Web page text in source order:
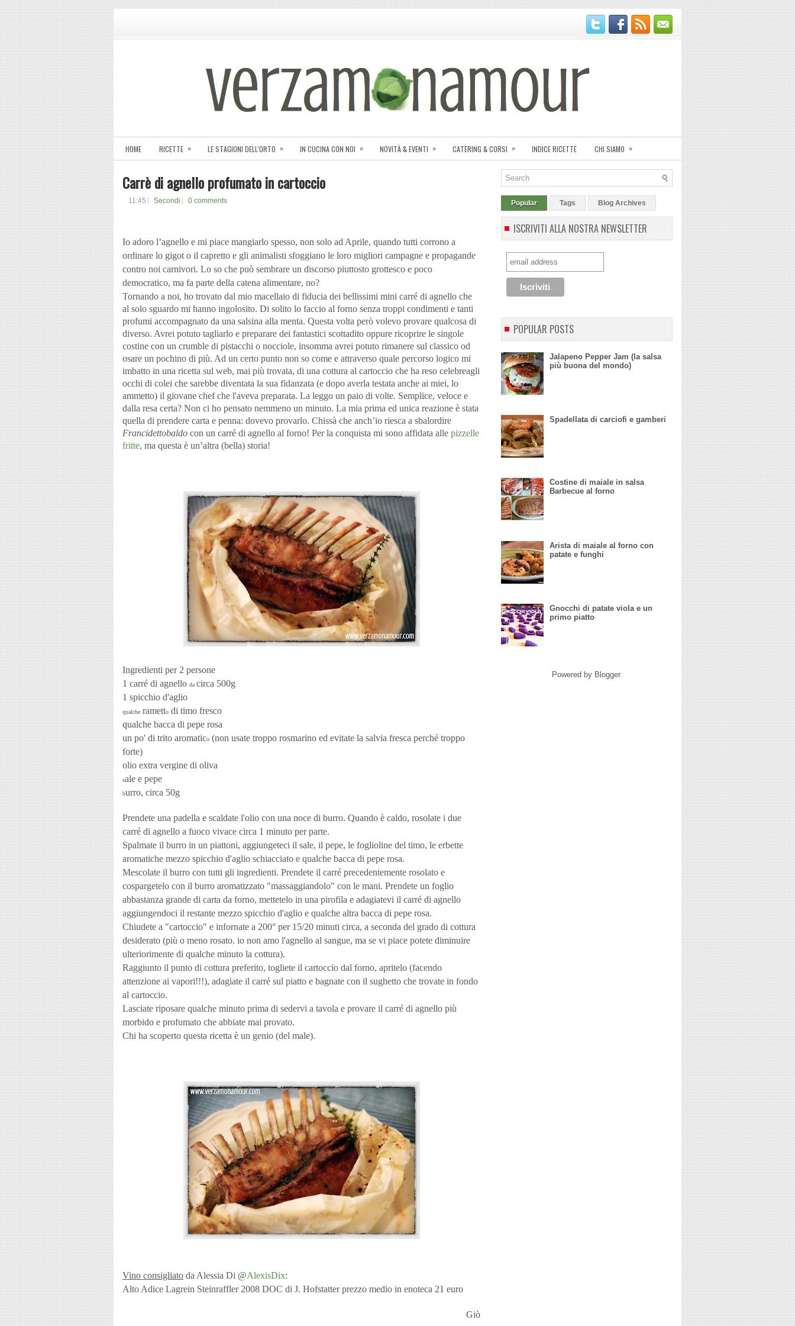
HOME RICETTE » LE STAGIONI DELL'ORTO » IN CUCINA CON NOI » NOVITÀ & EVENTI » CATERING & CORSI » INDICE RICETTE CHI SIAMO »
Carrè di agnello profumato in cartoccio
11:45 Secondi 0 comments
Io adoro l’agnello e mi piace mangiarlo spesso, non solo ad Aprile, quando tutti corrono a
ordinare lo gigot o il capretto e gli animalisti sfoggiano le loro migliori campagne e propagande
contro noi carnivori. Lo so che può sembrare un discorso piuttosto grottesco e poco
democratico, ma fa parte della catena alimentare, no?
Tornando a noi, ho trovato dal mio macellaio di fiducia dei bellissimi mini carré di agnello che
al solo sguardo mi hanno ingolosito. Di solito lo faccio al forno senza troppi condimenti e tanti
profumi accompagnato da una salsina alla menta. Questa volta però volevo provare qualcosa di
diverso. Avrei potuto tagliarlo e preparare dei fantastici scottadito oppure ricoprire le singole
costine con un crumble di pistacchi o nocciole, insomma avrei potuto rimanere sul classico od
osare un pochino di più. Ad un certo punto non so come e attraverso quale percorso logico mi
imbatto in una ricetta sul web, mai più trovata, di una cottura al cartoccio che ha reso celebreagli
occhi di colei che sarebbe diventata la sua fidanzata (e dopo averla testata anche ai miei, lo
ammetto) il giovane chef che l'aveva preparata. La leggo un paio di volte. Semplice, veloce e
dalla resa certa? Non ci ho pensato nemmeno un minuto. La mia prima ed unica reazione è stata
quella di prendere carta e penna: dovevo provarlo. Chissà che anch’io riesca a sbalordire
Francidettobaldo con un carré di agnello al forno! Per la conquista mi sono affidata alle pizzelle
fritte, ma questa è un’altra (bella) storia!
Ingredienti per 2 persone
1 carré di agnello da circa 500g
1 spicchio d'aglio
qualche rametto di timo fresco
qualche bacca di pepe rosa
un po' di trito aromatico (non usate troppo rosmarino ed evitate la salvia fresca perché troppo
forte)
olio extra vergine di oliva
sale e pepe
burro, circa 50g
Prendete una padella e scaldate l'olio con una noce di burro. Quando è caldo, rosolate i due
carré di agnello a fuoco vivace circa 1 minuto per parte.
Spalmate il burro in un piattoni, aggiungeteci il sale, il pepe, le foglioline del timo, le erbette
aromatiche mezzo spicchio d'aglio schiacciato e qualche bacca di pepe rosa.
Mescolate il burro con tutti gli ingredienti. Prendete il carré precedentemente rosolato e
cospargetelo con il burro aromatizzato "massaggiandolo" con le mani. Prendete un foglio
abbastanza grande di carta da forno, mettetelo in una pirofila e adagiatevi il carré di agnello
aggiungendoci il restante mezzo spicchio d'aglio e qualche altra bacca di pepe rosa.
Chiudete a "cartoccio" e infornate a 200° per 15/20 minuti circa, a seconda del grado di cottura
desiderato (più o meno rosato. io non amo l'agnello al sangue, ma se vi piace potete diminuire
ulteriorimente di qualche minuto la cottura).
Raggiunto il punto di cottura preferito, togliete il cartoccio dal forno, apritelo (facendo
attenzione ai vapori!!!), adagiate il carré sul piatto e bagnate con il sughetto che trovate in fondo
al cartoccio.
Lasciate riposare qualche minuto prima di sedervi a tavola e provare il carré di agnello più
morbido e profumato che abbiate mai provato.
Chi ha scoperto questa ricetta è un genio (del male).
Vino consigliato da Alessia Di @AlexisDix:
Alto Adice Lagrein Steinraffler 2008 DOC di J. Hofstatter prezzo medio in enoteca 21 euro
Giò
Popular Tags Blog Archives
ISCRIVITI ALLA NOSTRA NEWSLETTER
POPULAR POSTS
Jalapeno Pepper Jam (la salsa
più buona del mondo)
Spadellata di carciofi e gamberi
Costine di maiale in salsa
Barbecue al forno
Arista di maiale al forno con
patate e funghi
Gnocchi di patate viola e un
primo piatto
Powered by Blogger.